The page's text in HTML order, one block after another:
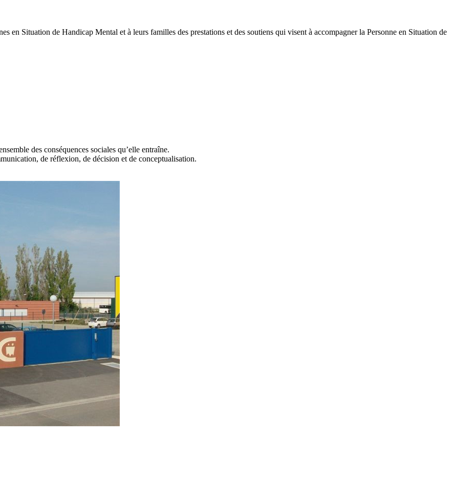
en Situation de Handicap Mental et à leurs familles des prestations et des soutiens qui visent à accompagner la Personne en Situation de
des conséquences sociales qu’elle entraîne.
de réflexion, de décision et de conceptualisation.